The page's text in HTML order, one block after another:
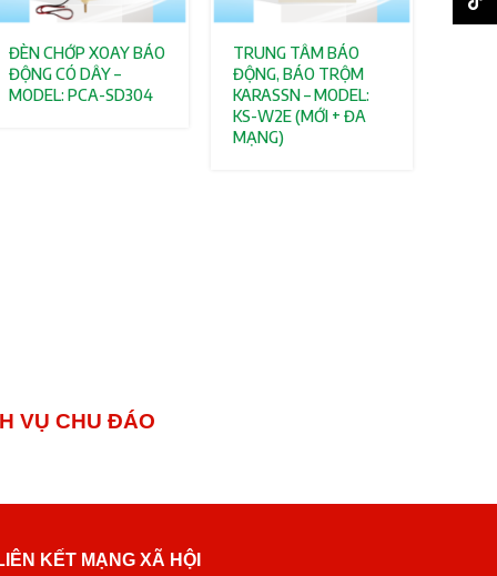
ĐÈN CHỚP XOAY BÁO
ĐỘNG CÓ DÂY –
MODEL: PCA-SD304
TRUNG TÂM BÁO
ĐỘNG, BÁO TRỘM
KARASSN – MODEL:
KS-W2E (MỚI + ĐA
MẠNG)
CHU ĐÁO
KẾT MẠNG XÃ HỘI